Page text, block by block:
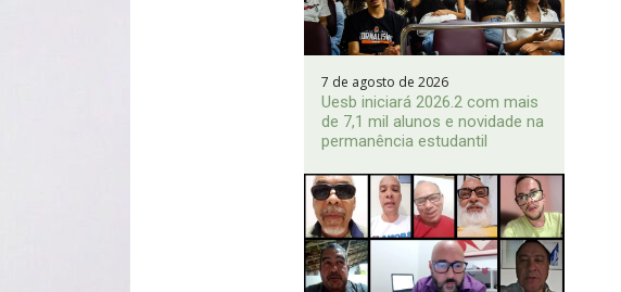
7 de agosto de 2026
Uesb iniciará 2026.2 com mais
de 7,1 mil alunos e novidade na
permanência estudantil